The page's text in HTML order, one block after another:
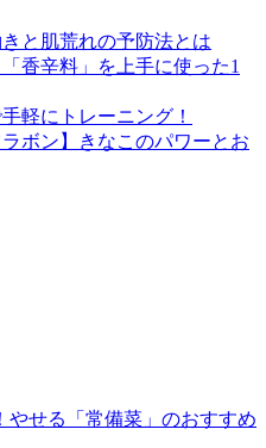
と肌荒れの予防法とは
香辛料」を上手に使った1
軽にトレーニング！
ボン】きなこのパワーとお
やせる「常備菜」のおすすめ